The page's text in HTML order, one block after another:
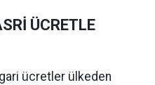
ÜCRETLE
ücretler ülkeden